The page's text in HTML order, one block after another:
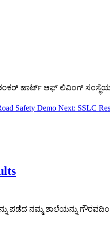
ಹಾರ್ಟ್ ಆಫ್ ಲಿವಿಂಗ್ ಸಂಸ್ಥೆಯ
Safety Demo Next: SSLC
ಪಡೆದ ನಮ್ಮ ಶಾಲೆಯನ್ನು